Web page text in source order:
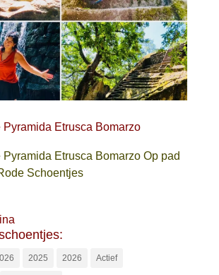
Pyramida Etrusca Bomarzo
Etrusca Bomarzo Op pad
Schoentjes
2025 2026 Actief